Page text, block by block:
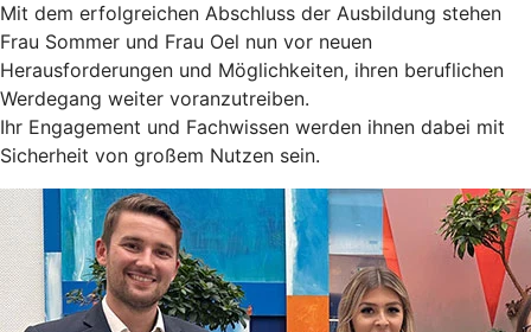
Mit dem erfolgreichen Abschluss der Ausbildung stehen
Frau Sommer und Frau Oel nun vor neuen
Herausforderungen und Möglichkeiten, ihren beruflichen
Werdegang weiter voranzutreiben.
Ihr Engagement und Fachwissen werden ihnen dabei mit
Sicherheit von großem Nutzen sein.